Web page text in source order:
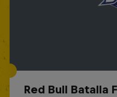
Red Bull Batalla